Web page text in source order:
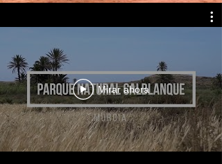
Mirar ahora